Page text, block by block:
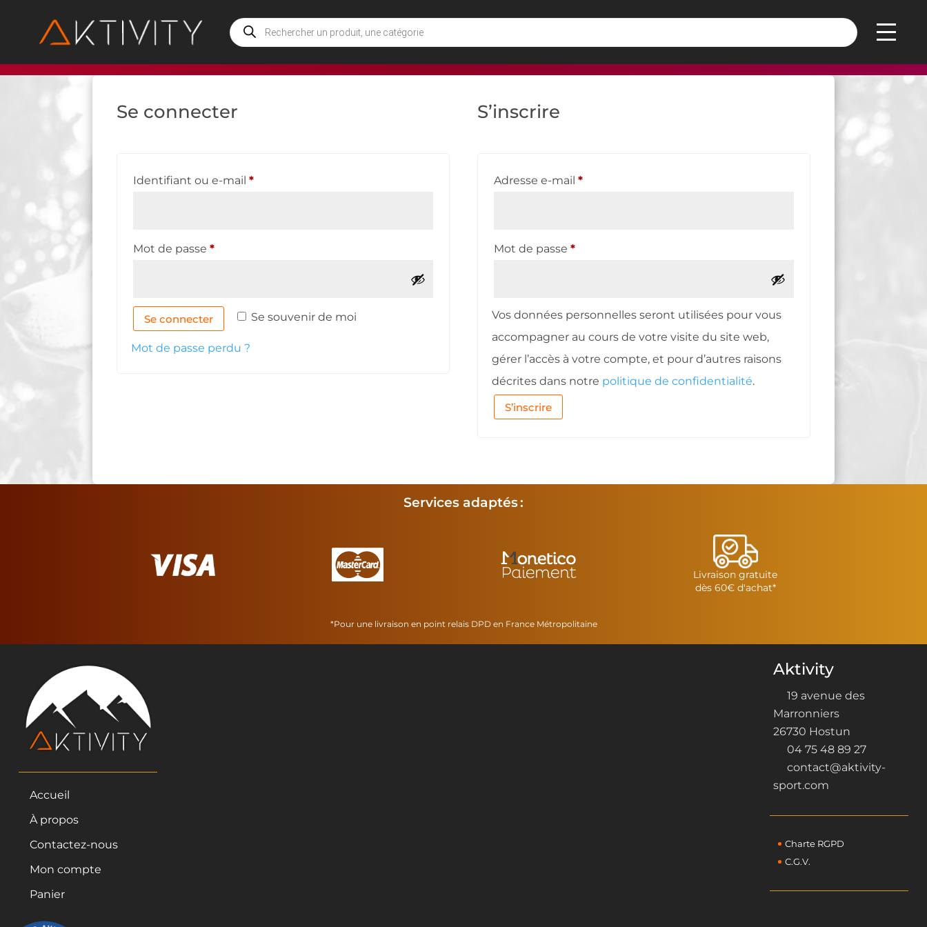
Recherche
de
produits
BONJOUR !
Se connecter
Identifiant ou e-mail*Obligatoire
Mot de passe*Obligatoire
Se souvenir de moi
Se connecter
Mot de passe perdu ?
S’inscrire
Adresse e-mail*Obligatoire
Mot de passe*Obligatoire
Vos données personnelles seront utilisées pour vous
accompagner au cours de votre visite du site web,
gérer l’accès à votre compte, et pour d’autres raisons
décrites dans notre politique de confidentialité.
S’inscrire
Services adaptés :
Livraison gratuite
dès 60€ d'achat*
*Pour une livraison en point relais DPD en France Métropolitaine
Accueil
À propos
Contactez-nous
Mon compte
Panier
Aktivity
19 avenue des
Marronniers
26730 Hostun
04 75 48 89 27
contact@aktivity-
sport.com
Charte RGPD
C.G.V.